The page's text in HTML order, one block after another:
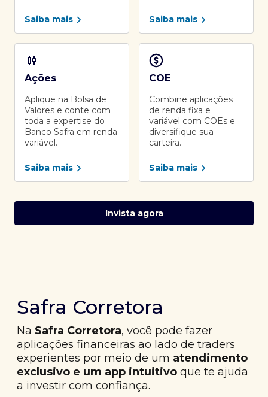
Saiba mais Saiba mais
Ações
Aplique na Bolsa de
Valores e conte com
toda a expertise do
Banco Safra em renda
variável.
Saiba mais
COE
Combine aplicações
de renda fixa e
variável com COEs e
diversifique sua
carteira.
Saiba mais
Invista agora
Safra Corretora
Na Safra Corretora, você pode fazer
aplicações financeiras ao lado de traders
experientes por meio de um atendimento
exclusivo e um app intuitivo que te ajuda
a investir com confiança.